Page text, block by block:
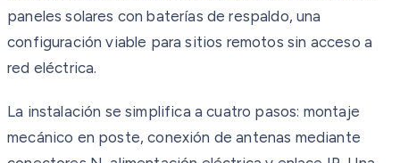
paneles solares con baterías de respaldo, una
configuración viable para sitios remotos sin acceso a
red eléctrica.
La instalación se simplifica a cuatro pasos: montaje
mecánico en poste, conexión de antenas mediante